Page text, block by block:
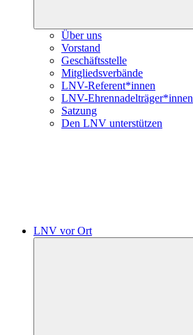
Über uns
Vorstand
Geschäftsstelle
Mitgliedsverbände
LNV-Referent*innen
LNV-Ehrennadelträger*innen
Satzung
Den LNV unterstützen
LNV vor Ort